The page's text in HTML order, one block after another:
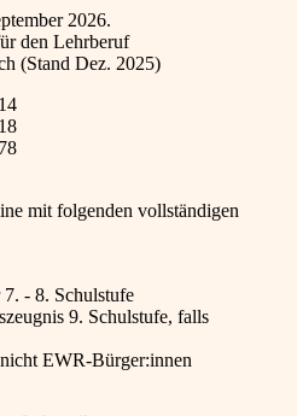
2026.
den Lehrberuf
(Stand Dez. 2025)
mit folgenden vollständigen
7. - 8. Schulstufe
9. Schulstufe, falls
EWR-Bürger:innen